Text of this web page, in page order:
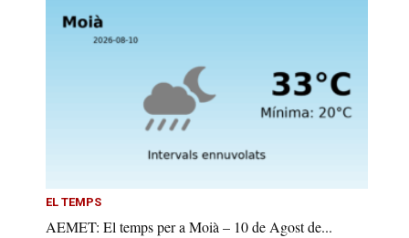
EL TEMPS
AEMET: El temps per a Moià – 10 de Agost de...